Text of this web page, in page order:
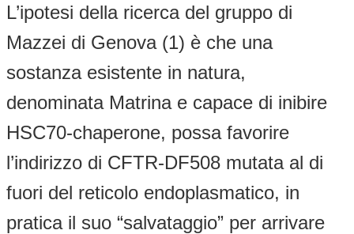
L’ipotesi della ricerca del gruppo di
Mazzei di Genova (1) è che una
sostanza esistente in natura,
denominata Matrina e capace di inibire
HSC70-chaperone, possa favorire
l’indirizzo di CFTR-DF508 mutata al di
fuori del reticolo endoplasmatico, in
pratica il suo “salvataggio” per arrivare